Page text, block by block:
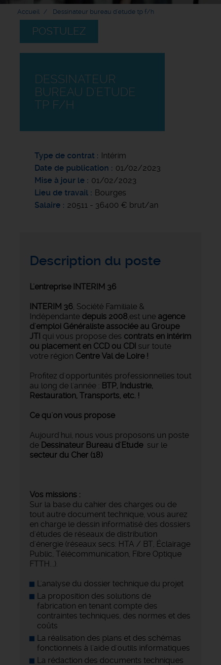
Accueil Dessinateur bureau d'etude tp f/h
POSTULEZ
DESSINATEUR
BUREAU D'ETUDE
TP F/H
Type de contrat
Intérim
Date de publication
01/02/2023
Mise à jour le
01/02/2023
Lieu de travail
Bourges
Salaire
20511 - 36400 € brut/an
Description du poste
L'entreprise INTERIM 36
INTERIM 36, Société Familiale &
Indépendante depuis 2008,est une agence
d'emploi Généraliste associée au Groupe
JTI qui vous propose des contrats en intérim
ou placement en CCD ou CDI sur toute
votre région Centre Val de Loire !
Profitez d'opportunités professionnelles tout
au long de l'année : BTP, Industrie,
Restauration, Transports, etc. !
Ce qu'on vous propose
Aujourd'hui, nous vous proposons un poste
de Dessinateur Bureau d'Etude sur le
secteur du Cher (18)
Vos missions :
Sur la base du cahier des charges ou de
tout autre document technique, vous aurez
en charge le dessin informatisé des dossiers
d'études de réseaux de distribution
d'énergie (réseaux secs: HTA / BT, Éclairage
Public, Télécommunication, Fibre Optique
FTTH...).
L'analyse du dossier technique du projet
La proposition des solutions de
fabrication en tenant compte des
contraintes techniques, des normes et des
coûts
La réalisation des plans et des schémas
fonctionnels à l'aide d'outils informatiques
La rédaction des documents techniques